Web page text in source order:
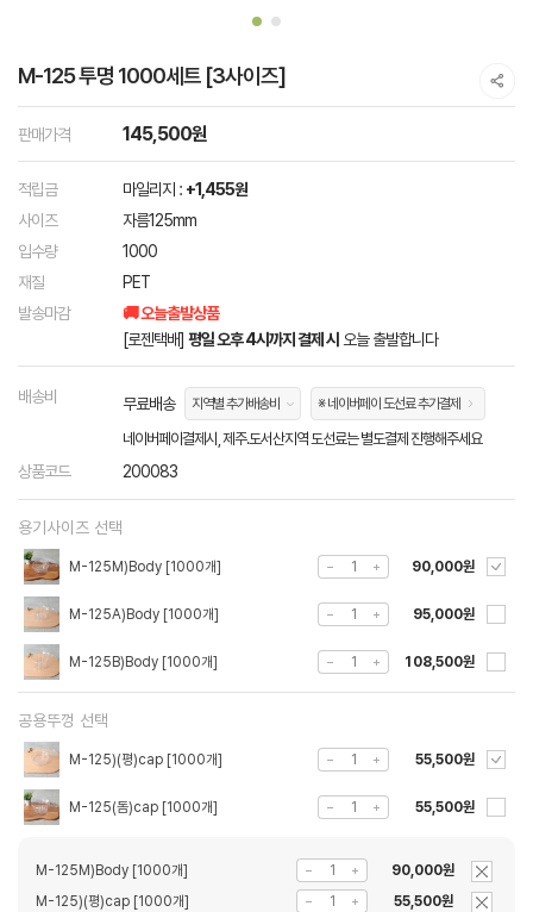
M-125 투명 1000세트 [3사이즈]
판매가격 145,500원
적립금 마일리지 : +1,455원
사이즈
자름125mm
입수량
1000
재질
PET
발송마감
🚚 오늘출발상품
[로젠택배] 평일 오후 4시까지 결제 시 오늘 출발합니다
배송비 무료배송 지역별 추가배송비 ※ 네이버페이 도선료 추가결제
네이버페이결제시, 제주.도서산지역 도선료는 별도결제 진행해주세요
상품코드 200083
용기사이즈 선택
M-125M)Body [1000개] 90,000원
M-125A)Body [1000개] 95,000원
M-125B)Body [1000개] 108,500원
공용뚜껑 선택
M-125)(평)cap [1000개] 55,500원
M-125(돔)cap [1000개] 55,500원
M-125M)Body [1000개]
90,000원
M-125)(평)cap [1000개]
55,500원